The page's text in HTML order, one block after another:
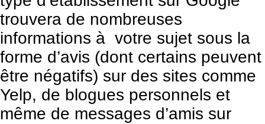
trouvera de nombreuses
informations à votre sujet sous la
forme d’avis (dont certains peuvent
être négatifs) sur des sites comme
Yelp, de blogues personnels et
même de messages d’amis sur